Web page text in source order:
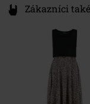
Zákazníci